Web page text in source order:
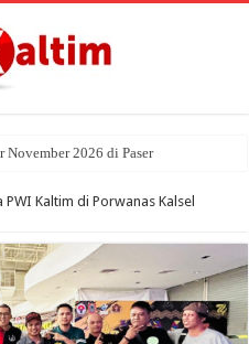
2026 di Paser
PWI Kaltim di Porwanas Kalsel